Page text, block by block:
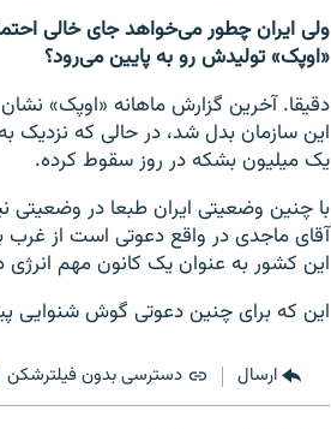
ولی ایران چطور می‌خواهد جای خالی
«اوپک» تولیدش رو به پایین می‌رود؟
دقیقا. آخرین گزارش ماهانه «اوپک»
این سازمان بدل شد، در حالی که نزدیک
یک میلیون بشکه در روز سقوط کرده.
با چنین وضعیتی ایران طبعا در وضعیتی
آقای ماجدی در واقع دعوتی است از غرب
این کشور به عنوان یک کانون مهم انرژی
این که برای چنین دعوتی گوش شنوایی
ارسال دسترسی بدون فیلترشکن